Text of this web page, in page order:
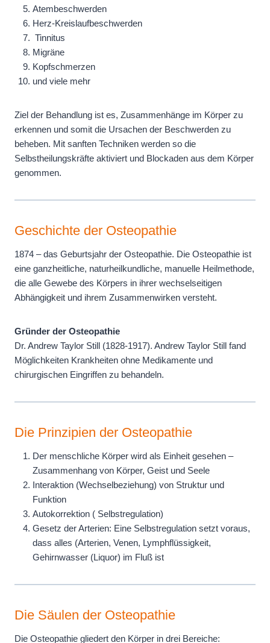
Atembeschwerden
Herz-Kreislaufbeschwerden
Tinnitus
Migräne
Kopfschmerzen
und viele mehr
Ziel der Behandlung ist es, Zusammenhänge im Körper zu
erkennen und somit die Ursachen der Beschwerden zu
beheben. Mit sanften Techniken werden so die
Selbstheilungskräfte aktiviert und Blockaden aus dem Körper
genommen.
Geschichte der Osteopathie
1874 – das Geburtsjahr der Osteopathie. Die Osteopathie ist
eine ganzheitliche, naturheilkundliche, manuelle Heilmethode,
die alle Gewebe des Körpers in ihrer wechselseitigen
Abhängigkeit und ihrem Zusammenwirken versteht.
Gründer der Osteopathie
Dr. Andrew Taylor Still (1828-1917). Andrew Taylor Still fand
Möglichkeiten Krankheiten ohne Medikamente und
chirurgischen Eingriffen zu behandeln.
Die Prinzipien der Osteopathie
Der menschliche Körper wird als Einheit gesehen –
Zusammenhang von Körper, Geist und Seele
Interaktion (Wechselbeziehung) von Struktur und
Funktion
Autokorrektion ( Selbstregulation)
Gesetz der Arterien: Eine Selbstregulation setzt voraus,
dass alles (Arterien, Venen, Lymphflüssigkeit,
Gehirnwasser (Liquor) im Fluß ist
Die Säulen der Osteopathie
Die Osteopathie gliedert den Körper in drei Bereiche: